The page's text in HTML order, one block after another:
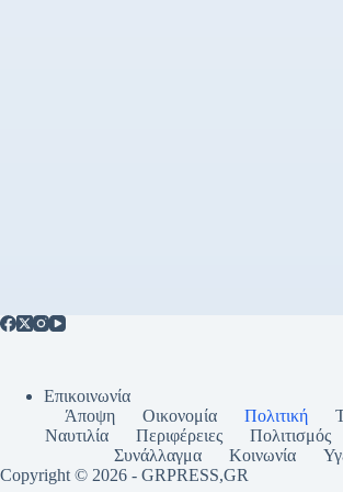
Επικοινωνία
Άποψη
Οικονομία Πολιτική
Ναυτιλία
Περιφέρειες Πολιτισμός
Συνάλλαγμα
Κοινωνία
Copyright © 2026 - GRPRESS,GR